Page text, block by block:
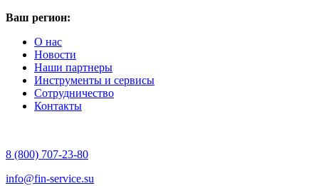
Ваш регион:
О нас
Новости
Наши партнеры
Инструменты и сервисы
Сотрудничество
Контакты
8 (800) 707-23-80
info@fin-service.su